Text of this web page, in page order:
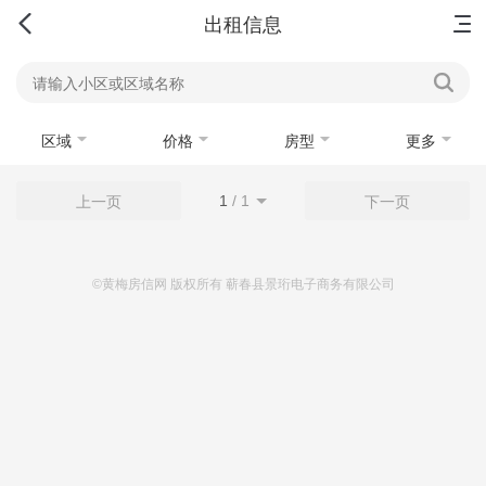
出租信息
出售
区域 价格 房型 更多
上一页 1 / 1 下一页
©黄梅房信网 版权所有 蕲春县景珩电子商务有限公司